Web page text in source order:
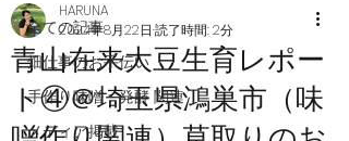
全ての記事
畑仕事のお手伝い
手作り味噌・発酵 関連
メディア掲載
青山在来大豆生育レポー
ト④＠埼玉県鴻巣市（味
HARUNA
2024年8月22日 読了時間: 2分